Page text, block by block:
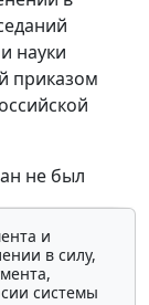
науки
приказом
не был
и
в силу,
системы